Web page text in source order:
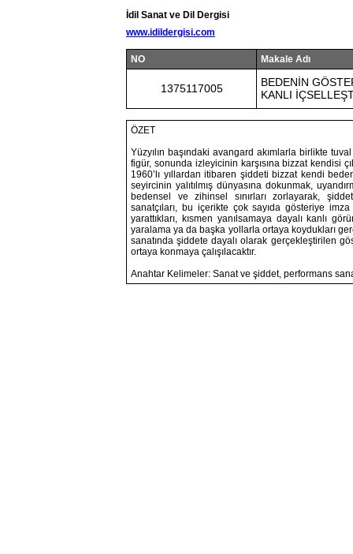
İdil Sanat ve Dil Dergisi
www.idildergisi.com
NO Makale Adı
1375117005
BEDENİN
KANLI
ÖZET
Yüzyılın başındaki avangard akımlarla birlikte
figür, sonunda izleyicinin karşısına bizzat kendisi
1960’lı yıllardan itibaren şiddeti bizzat kendi
seyircinin yalıtılmış dünyasına dokunmak,
bedensel ve zihinsel sınırları zorlayarak,
sanatçıları, bu içerikte çok sayıda gösteriye
yarattıkları, kısmen yanılsamaya dayalı kanlı
yaralama ya da başka yollarla ortaya koydukları
sanatında şiddete dayalı olarak gerçekleştirilen
ortaya konmaya çalışılacaktır.
Anahtar Kelimeler: Sanat ve şiddet, performans